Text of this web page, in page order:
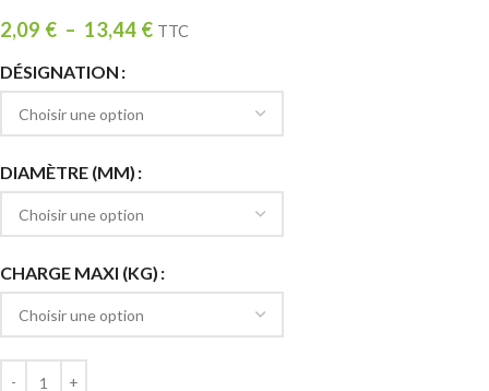
2,09 € – 13,44 € TTC
DÉSIGNATION
DIAMÈTRE (MM)
CHARGE MAXI (KG)